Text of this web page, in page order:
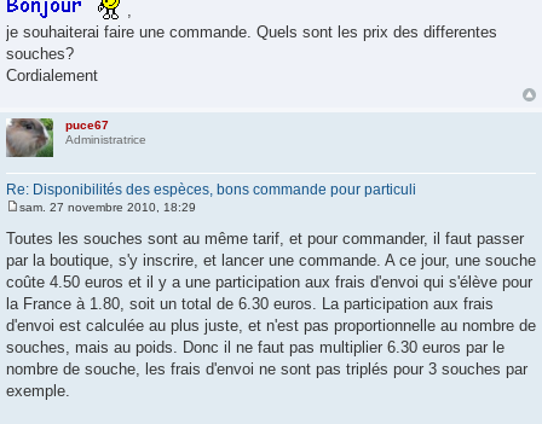
s
a
e
je souhaiterai faire une commande. Quels sont les prix des differentes
souches?
Cordialement
puce67
Administratrice
Re: Disponibilités des espèces, bons commande pour particuli
e
s
s
a
g
e
sam. 27 novembre 2010, 18:29
Toutes les souches sont au même tarif, et pour commander, il faut passer
par la boutique, s'y inscrire, et lancer une commande. A ce jour, une souche
coûte 4.50 euros et il y a une participation aux frais d'envoi qui s'élève pour
la France à 1.80, soit un total de 6.30 euros. La participation aux frais
d'envoi est calculée au plus juste, et n'est pas proportionnelle au nombre de
souches, mais au poids. Donc il ne faut pas multiplier 6.30 euros par le
nombre de souche, les frais d'envoi ne sont pas triplés pour 3 souches par
exemple.